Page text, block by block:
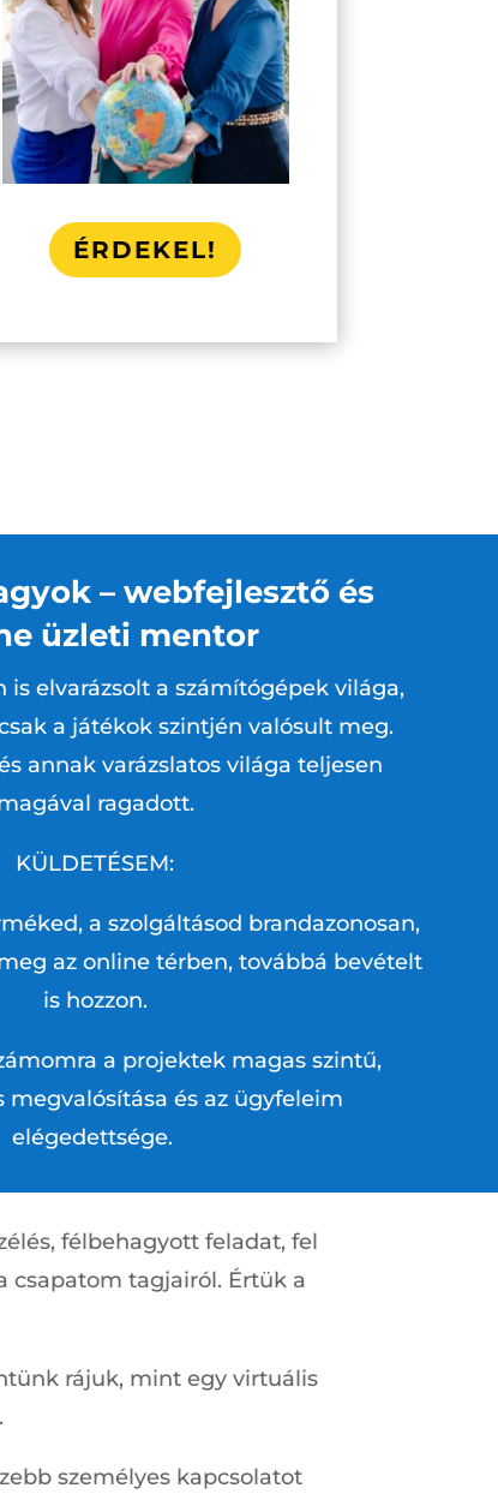
ÉRDEKEL!
– webfejlesztő és
üzleti mentor
elvarázsolt a számítógépek világa,
a játékok szintjén valósult meg.
annak varázslatos világa teljesen
ragadott.
KÜLDETÉSEM:
a szolgáltásod brandazonosan,
az online térben, továbbá bevételt
is hozzon.
a projektek magas szintű,
megvalósítása és az ügyfeleim
elégedettsége.
félbehagyott feladat, fel
csapatom tagjairól. Értük a
rájuk, mint egy virtuális
személyes kapcsolatot